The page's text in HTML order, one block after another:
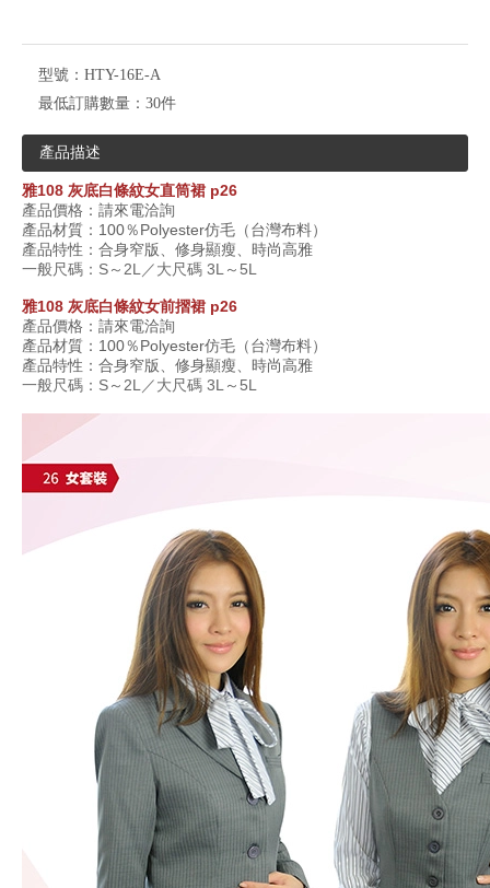
型號： HTY-16E-A
最低訂購數量： 30件
產品描述
雅108 灰底白條紋女直筒裙 p26
產品價格：請來電洽詢
產品材質： 100％Polyester仿毛（台灣布料）
產品特性：合身窄版、修身顯瘦、時尚高雅
一般尺碼：S～2L／大尺碼 3L～5L
雅108 灰底白條紋女前摺裙 p26
產品價格：請來電洽詢
產品材質： 100％Polyester仿毛（台灣布料）
產品特性：合身窄版、修身顯瘦、時尚高雅
一般尺碼：S～2L／大尺碼 3L～5L